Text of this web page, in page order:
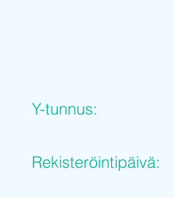
Y-tunnus:
Rekisteröintipäivä: